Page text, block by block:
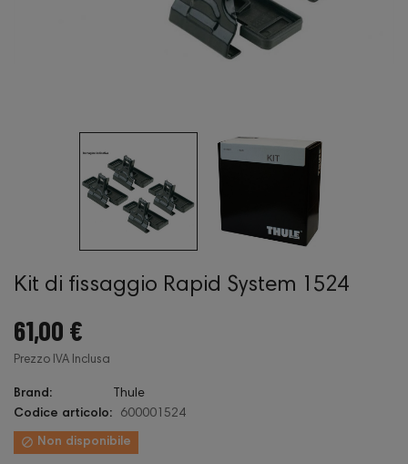
Kit di fissaggio Rapid System 1524
61,00 €
Prezzo IVA Inclusa
Brand:
Thule
Codice articolo:
600001524
 Non disponibile